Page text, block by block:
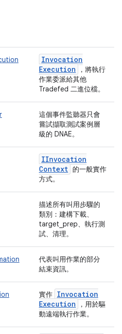
Invocation
Execution
，將執行
作業委派給其他
Tradefed 二進位檔。
這個事件監聽器只會
嘗試擷取測試案例層
級的 DNAE。
IInvocation
Context 的一般實作
方式。
描述所有叫用步驟的
類別：建構下載、
target_prep、執行測
試、清理。
代表叫用作業的部分
結束資訊。
實作 Invocation
Execution
，用於驅
動遠端執行作業。